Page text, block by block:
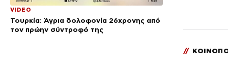
VIDEO
Τουρκία: Άγρια δολοφονία 26χρονης από
τον πρώην σύντροφό της
//